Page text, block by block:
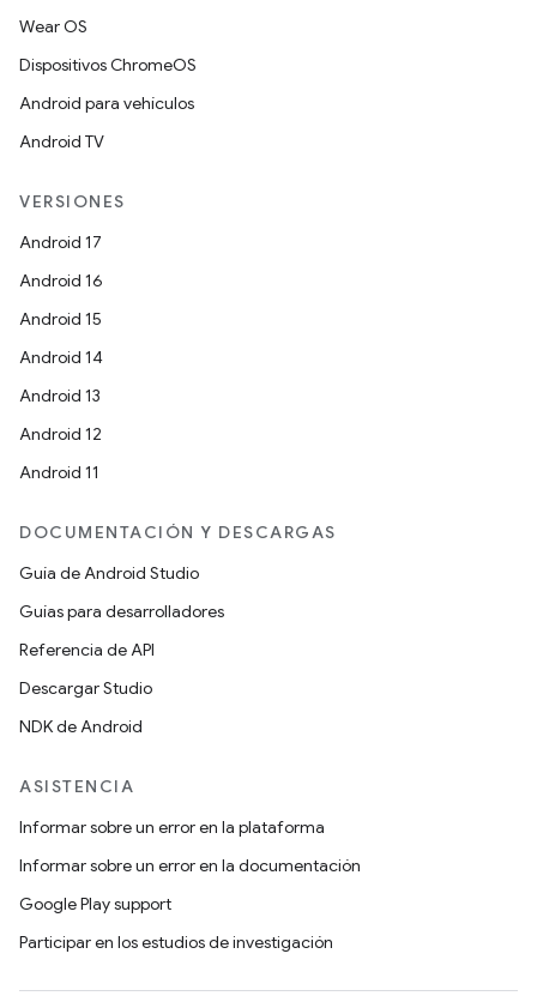
Wear OS
Dispositivos ChromeOS
Android para vehículos
Android TV
VERSIONES
Android 17
Android 16
Android 15
Android 14
Android 13
Android 12
Android 11
DOCUMENTACIÓN Y DESCARGAS
Guía de Android Studio
Guías para desarrolladores
Referencia de API
Descargar Studio
NDK de Android
ASISTENCIA
Informar sobre un error en la plataforma
Informar sobre un error en la documentación
Google Play support
Participar en los estudios de investigación